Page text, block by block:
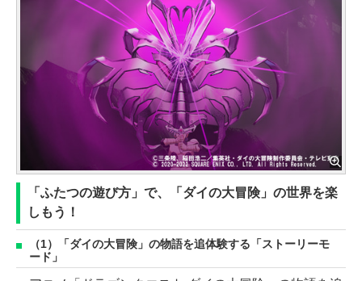
「ふたつの遊び方」で、「ダイの大冒険」の世界を楽
しもう！
（1）「ダイの大冒険」の物語を追体験する「ストーリーモ
ード」